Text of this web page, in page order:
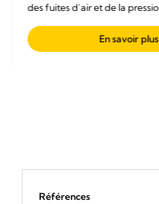
des fuites d’air et de la
En savoir plus
Références